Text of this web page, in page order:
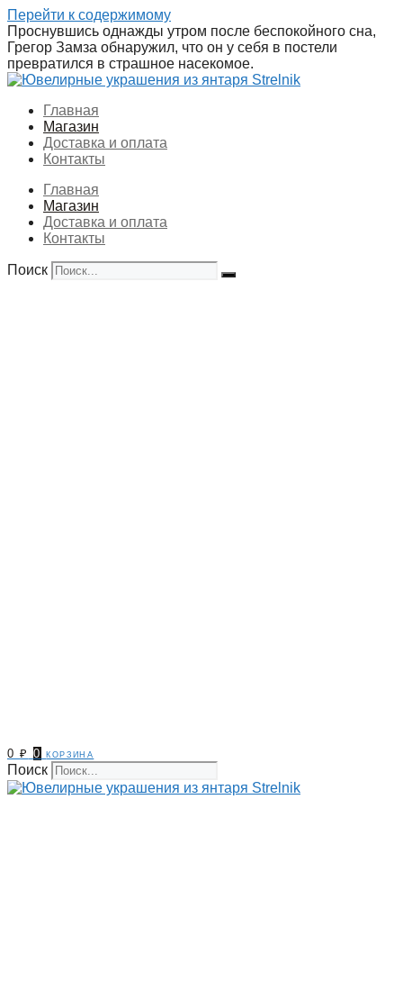
Перейти к содержимому
Проснувшись однажды утром после беспокойного сна,
Грегор Замза обнаружил, что он у себя в постели
превратился в страшное насекомое.
Главная
Магазин
Доставка и оплата
Контакты
Главная
Магазин
Доставка и оплата
Контакты
Поиск
0₽ 0 корзина
Поиск